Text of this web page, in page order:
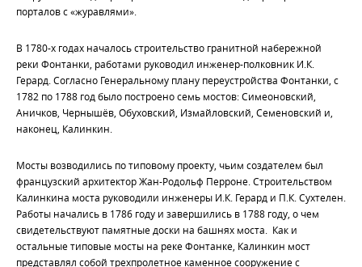
порталов с «журавлями».
В 1780-х годах началось строительство гранитной набережной
реки Фонтанки, работами руководил инженер-полковник И.К.
Герард. Согласно Генеральному плану переустройства Фонтанки, с
1782 по 1788 год было построено семь мостов: Симеоновский,
Аничков, Чернышёв, Обуховский, Измайловский, Семеновский и,
наконец, Калинкин.
Мосты возводились по типовому проекту, чьим создателем был
французский архитектор Жан-Родольф Перроне. Строительством
Калинкина моста руководили инженеры И.К. Герард и П.К. Сухтелен.
Работы начались в 1786 году и завершились в 1788 году, о чем
свидетельствуют памятные доски на башнях моста. Как и
остальные типовые мосты на реке Фонтанке, Калинкин мост
представлял собой трехпролетное каменное сооружение с